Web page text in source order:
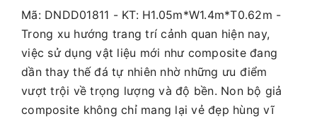
Mã: DNDD01811 - KT: H1.05m*W1.4m*T0.62m -
Trong xu hướng trang trí cảnh quan hiện nay,
việc sử dụng vật liệu mới như composite đang
dần thay thế đá tự nhiên nhờ những ưu điểm
vượt trội về trọng lượng và độ bền. Non bộ giả
composite không chỉ mang lại vẻ đẹp hùng vĩ